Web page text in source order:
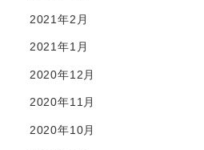
2021年2月
2021年1月
2020年12月
2020年11月
2020年10月